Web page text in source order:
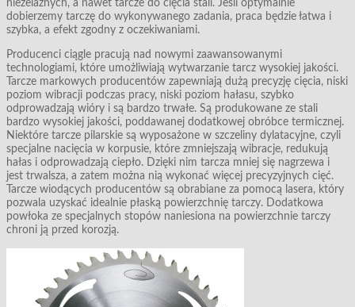
nieżelaznych, a nawet tarcze do cięcia stali. Jeśli optymalnie
dobierzemy tarczę do wykonywanego zadania, praca będzie łatwa i
szybka, a efekt zgodny z oczekiwaniami.
Producenci ciągle pracują nad nowymi zaawansowanymi
technologiami, które umożliwiają wytwarzanie tarcz wysokiej jakości.
Tarcze markowych producentów zapewniają dużą precyzję cięcia, niski
poziom wibracji podczas pracy, niski poziom hałasu, szybko
odprowadzają wióry i są bardzo trwałe. Są produkowane ze stali
bardzo wysokiej jakości, poddawanej dodatkowej obróbce termicznej.
Niektóre tarcze pilarskie są wyposażone w szczeliny dylatacyjne, czyli
specjalne nacięcia w korpusie, które zmniejszają wibracje, redukują
hałas i odprowadzają ciepło. Dzięki nim tarcza mniej się nagrzewa i
jest trwalsza, a zatem można nią wykonać więcej precyzyjnych cięć.
Tarcze wiodących producentów są obrabiane za pomocą lasera, który
pozwala uzyskać idealnie płaską powierzchnię tarczy. Dodatkowa
powłoka ze specjalnych stopów naniesiona na powierzchnie tarczy
chroni ją przed korozją.